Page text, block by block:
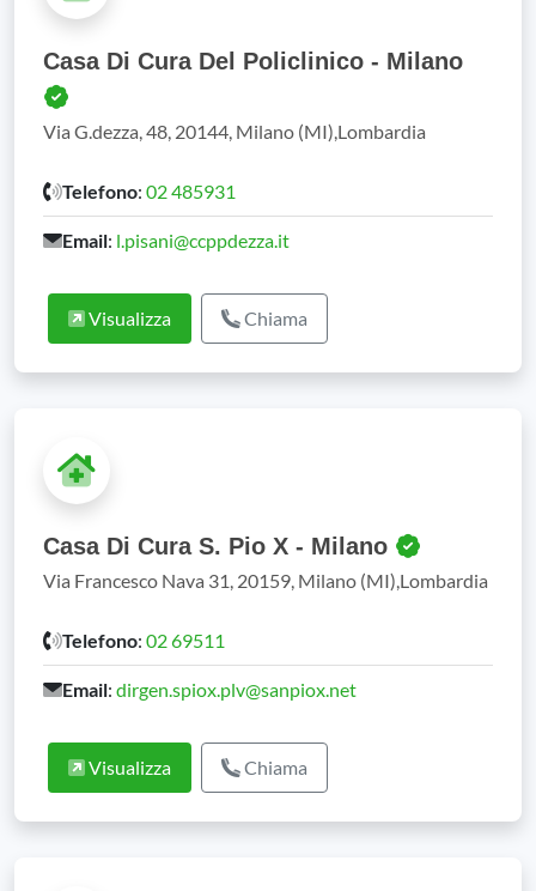
Casa Di Cura Del Policlinico - Milano
Via G.dezza, 48, 20144, Milano (MI),Lombardia
Telefono: 02 485931
Email: l.pisani@ccppdezza.it
Visualizza Chiama
Casa Di Cura S. Pio X - Milano
Via Francesco Nava 31, 20159, Milano (MI),Lombardia
Telefono: 02 69511
Email: dirgen.spiox.plv@sanpiox.net
Visualizza Chiama